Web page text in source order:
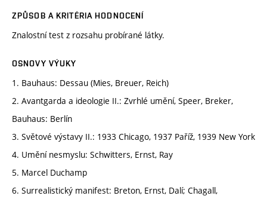
ZPŮSOB A KRITÉRIA HODNOCENÍ
Znalostní test z rozsahu probírané látky.
OSNOVY VÝUKY
1. Bauhaus: Dessau (Mies, Breuer, Reich)
2. Avantgarda a ideologie II.: Zvrhlé umění, Speer, Breker,
Bauhaus: Berlín
3. Světové výstavy II.: 1933 Chicago, 1937 Paříž, 1939 New York
4. Umění nesmyslu: Schwitters, Ernst, Ray
5. Marcel Duchamp
6. Surrealistický manifest: Breton, Ernst, Dalí; Chagall,